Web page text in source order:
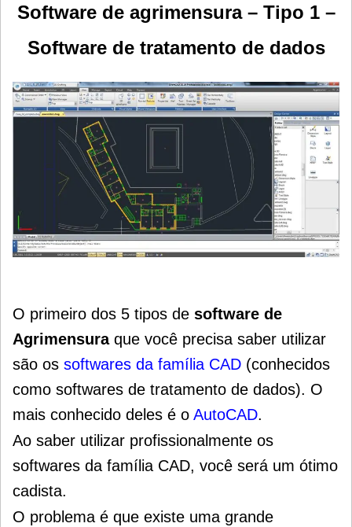
Software de agrimensura – Tipo 1 –
Software de tratamento de dados
O primeiro dos 5 tipos de software de
Agrimensura que você precisa saber utilizar
são os softwares da família CAD (conhecidos
como softwares de tratamento de dados). O
mais conhecido deles é o AutoCAD.
Ao saber utilizar profissionalmente os
softwares da família CAD, você será um ótimo
cadista.
O problema é que existe uma grande